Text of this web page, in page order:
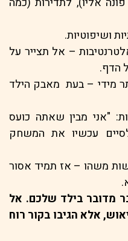
ושיפוטיות.
– אל תצייר על
הדף.
מידי – בעת מאבק הילד
"אני מבין שאתה כועס
עכשיו את המשחק
משהו – אז תמיד אסור
מדובר בילד שלכם. אל
אלא הגיבו בקור רוח